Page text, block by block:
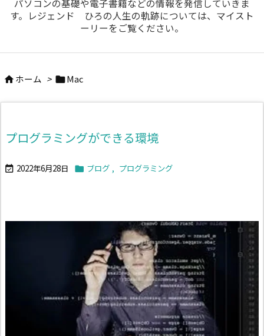
パソコンの基礎や電子書籍などの情報を発信していきま
す。レジェンド ひろの人生の軌跡については、マイスト
ーリーをご覧ください。
検索
 ホーム > Mac
プログラミングができる環境
 2022年6月28日  ブログ , プログラミング